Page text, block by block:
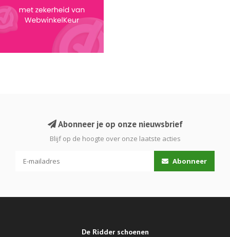
Abonneer je op onze nieuwsbrief
Blijf op de hoogte over onze laatste acties
Abonneer
De Ridder schoenen